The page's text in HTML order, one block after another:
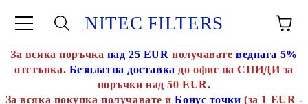
NITEC FILTERS
За всяка поръчка над 25 EUR получавате веднага 5%
отстъпка. Безплатна доставка до офис на СПИДИ за
поръчки над 50 EUR.
За всяка покупка получавате иБонус точки (за 1 EUR -